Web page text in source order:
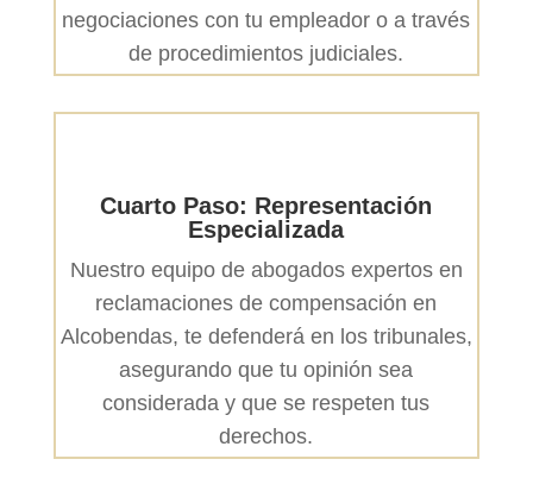
negociaciones con tu empleador o a través
de procedimientos judiciales.
Cuarto Paso: Representación
Especializada
Nuestro equipo de abogados expertos en
reclamaciones de compensación en
Alcobendas, te defenderá en los tribunales,
asegurando que tu opinión sea
considerada y que se respeten tus
derechos.